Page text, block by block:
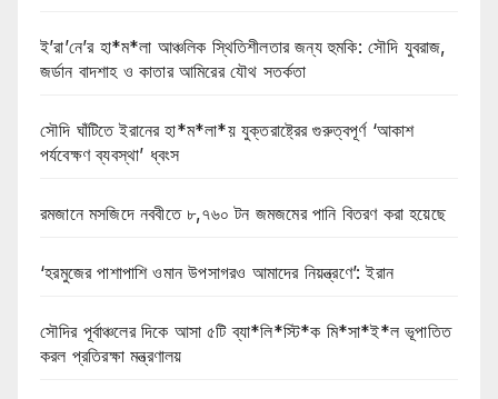
ই’রা’নে’র হা*ম*লা আঞ্চলিক স্থিতিশীলতার জন্য হুমকি: সৌদি যুবরাজ,
জর্ডান বাদশাহ ও কাতার আমিরের যৌথ সতর্কতা
সৌদি ঘাঁটিতে ইরানের হা*ম*লা*য় যুক্তরাষ্ট্রের গুরুত্বপূর্ণ ‘আকাশ
পর্যবেক্ষণ ব্যবস্থা’ ধ্বংস
রমজানে মসজিদে নববীতে ৮,৭৬০ টন জমজমের পানি বিতরণ করা হয়েছে
‘হরমুজের পাশাপাশি ওমান উপসাগরও আমাদের নিয়ন্ত্রণে’: ইরান
সৌদির পূর্বাঞ্চলের দিকে আসা ৫টি ব্যা*লি*স্টি*ক মি*সা*ই*ল ভূপাতিত
করল প্রতিরক্ষা মন্ত্রণালয়